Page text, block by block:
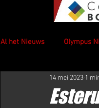
Al het Nieuws Olympus
14 mei 2023 1